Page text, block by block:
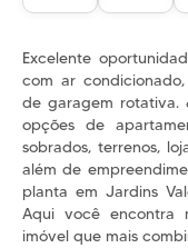
Excelente
com ar
de garagem rotativa.
opções de
sobrados, terrenos,
além de
planta em Jardins
Aqui você encontra
imóvel que mais